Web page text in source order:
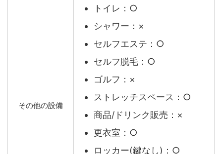
その他の設備
トイレ：○
シャワー：×
セルフエステ：○
セルフ脱毛：○
ゴルフ：×
ストレッチスペース：○
商品/ドリンク販売：×
更衣室：○
ロッカー(鍵なし)：○